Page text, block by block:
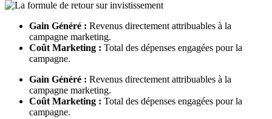
Gain Généré : Revenus directement attribuables à la
campagne marketing.
Coût Marketing : Total des dépenses engagées pour la
campagne.
Gain Généré : Revenus directement attribuables à la
campagne marketing.
Coût Marketing : Total des dépenses engagées pour la
campagne.